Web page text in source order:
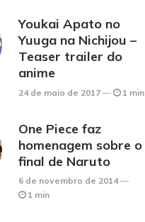
Youkai Apato no
Yuuga na Nichijou –
Teaser trailer do
anime
24 de maio de 2017 1 min
One Piece faz
homenagem sobre o
final de Naruto
6 de novembro de 2014
1 min